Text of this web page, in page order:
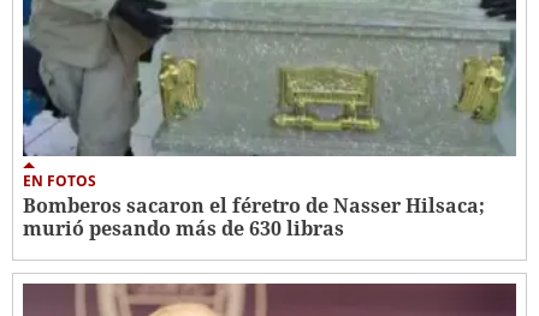
EN FOTOS
Bomberos sacaron el féretro de Nasser Hilsaca;
murió pesando más de 630 libras